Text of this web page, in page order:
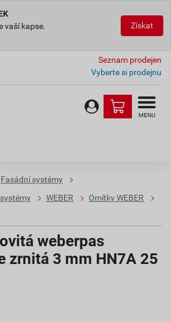
vaší kapse.
Získat
Seznam prodejen
Vyberte si prodejnu
MENU
Fasádní systémy
WEBER
Omítky WEBER
weberpas
zrnitá 3 mm HN7A 25